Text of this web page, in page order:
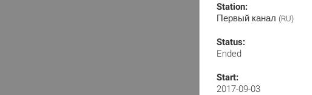
Station:
Первый канал (RU)
Status:
Ended
Start:
2017-09-03